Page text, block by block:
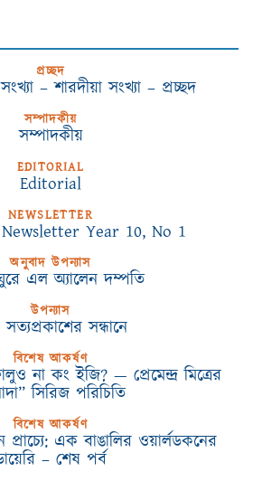
প্রচ্ছদ
– শারদীয়া সংখ্যা – প্রচ্ছদ
সম্পাদকীয়
সম্পাদকীয়
EDITORIAL
Editorial
NEWSLETTER
Year 10, No 1
অনুবাদ উপন্যাস
এল অ্যালেন দম্পতি
উপন্যাস
সত্যপ্রকাশের সন্ধানে
বিশেষ আকর্ষণ
না কং ইজি? — প্রেমেন্দ্র মিত্রের
সিরিজ পরিচিতি
বিশেষ আকর্ষণ
প্রাচ্যে: এক বাঙালির ওয়ার্লডকনের
– শেষ পর্ব